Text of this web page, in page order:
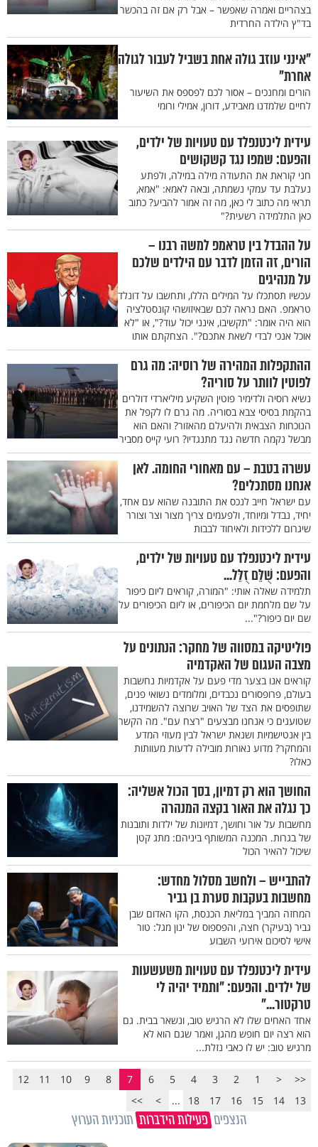
בצהריים ואמרה שאפשר – אבל רק אם זה בהכשר
בד"ץ הילדה החרדית
"אינני עוזב גולה אחת בשביל לעבור לגולה
אחרת"
הורים ומחנכים – אסור לכם לפספס את השיעור
לחיים שלמדנו מאבידע, דורון, אמילי ורומי
עידית ליכטנפלד עם טעויות של ילדים,
והפעם: שמפו נגד קשקושים
חני קוראת את התעודה מילה במילה, ולפתע
נעלבת עד עמקי נשמתה, ובאה לאמא: "אמא,
תראי מה כתוב לי כאן, מה זה אמור להביע? כתוב
כאן התלמידה רשעית?"
על ההבדל בין טראמפ למשה רבנו –
הורים, זה הזמן לדבר עם הילדים שלכם
על מנהיגים
עכשיו תסתכלו על המילים הללו, ותחשבו על דונלד
טראמפ. האם נראה לכם שבאיזושהי קונסטלציה
הוא היה אומר: "תקשיבו, אינני יכול עוד?", או "לא
אוכל אנכי לבדי לשאת אתכם?". הצחקתם אותו
ההתקפלות המהירה של רוסיה: מה גרם
לפוטין לוותר על סוריה?
נשיא רוסיה ולדימיר פוטין השקיע מיליארדי דולרים
בהקמת בסיסי צבא בסוריה. מה גרם לו לקפל את
הנוכחות הצבאית ולהיעלם מהאזור? והאם הוא
מבשל נקמה חדשה נגד מתנגדיו? רועי קייס מסביר
עשרה בטבת – עם מאחורי החומה. לאן
אנחנו מסתכלים?
עם ישראל חייב לנכס את התובנה שהוא עם אחד,
יחיד, נבדל ומיוחד, ולפעמים צריך מצור וצר וצורר
שיגרום ללכידות ולאיחוד לבבות
עידית ליכטנפלד עם טעויות של ילדים,
והפעם: שֻׁלֵּם זֻלֵּל...
תלמידה שאלה אותי: "המורה, קוראים ליום כיפור
על שם מלחמת יום הכיפורים, או ליום הכיפורים על
שם יום כיפור?"...
פוליטיקה במסווה של מחקר: הנתונים על
מצבה העגום של האקדמיה
קוראים אנו בצער מדי פעם על אקדמיות נחשבות
בעולם, פרופסורים נכבדים, ומלומדים נשואי פנים,
שתופסים את הצד של האויב שרוצה להשמידנו,
שטוענים כי אנחנו מבצעים "רצח עם". מה הקשר
בין אנטישמיות ושנאת ישראל לבין מעוזי המדע
והמחקר? מדוע נאורות מובילה לדעות מעוותות
כאלו?
החושך הוא רק דמיון, בסך הכול אשליה:
כך נגלה את האור בקצה המנהרה
מחשבות על אור וחושך, דמיונות של ילדות ותובנות
של בגרות. המכנה המשותף ביניהם: מתג קטן
שיכול להאיר הכול
להתבייש – ולחשב מסלול מחדש:
מחשבות בעקבות סערת בן גביר
המחזה המביך במליאת הכנסת, הקו האדום שבן
גביר (בעיקר) חצה, והפספוס של ינון מגל: טור
אישי לסיכום אירועי השבוע
עידית ליכטנפלד עם טעויות משעשעות
של ילדים. והפעם: "ותמיד יהיה לי
טרקטור..."
אחד האחים שלו לא הרגיש טוב, ונשאר בבית. גם
הוא רצה יום חופש מהגן, ואמר שגם הוא לא
מרגיש טוב: יש לו כאבי נזלת...
<<
<
1
2
3
4
5
6
7
8
9
10
11
12
13
14
15
16
17
18
...
>
>>
הנצפים פעילות הידברות תוכניות הערוץ